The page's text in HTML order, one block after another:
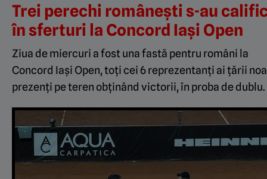
Trei perechi românești s-au
în sferturi la Concord Iași Open
Ziua de miercuri a fost una fastă pentru români la
Concord Iași Open, toți cei 6 reprezentanți ai țării
prezenți pe teren obținând victorii, în proba de dublu.